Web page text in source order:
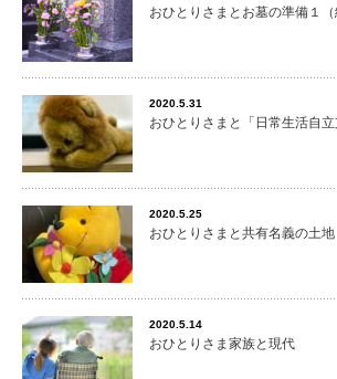
おひとりさまとお墓の準備１（
2020.5.31
おひとりさまと「日常生活自立
2020.5.25
おひとりさまと共有名義の土地
2020.5.14
おひとりさま家族と現代